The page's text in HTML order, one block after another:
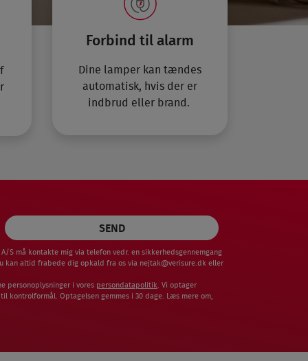
Forbind til alarm
Dine lamper kan tændes
automatisk, hvis der er
indbrud eller brand.
S må kontakte mig via telefon vedr. en sikkerhedsgennemgang
kan altid frabede dig opkald fra os via nejtak@verisure.dk eller
personoplysninger i vores persondatapolitik . Vi optager
kontrolformål. Optagelsen gemmes i 30 dage. Læs mere om,